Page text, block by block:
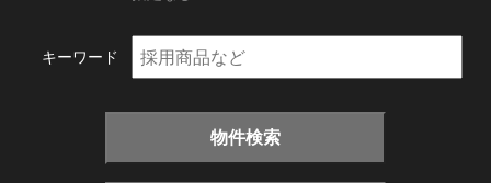
キーワード
物件検索